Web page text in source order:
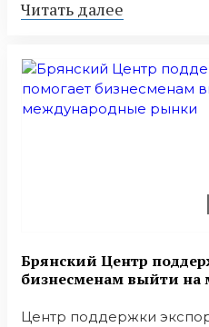
Читать далее
Брянский Центр
бизнесменам выйти
Центр поддержки